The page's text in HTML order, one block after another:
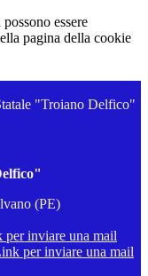
essere
pagina della cookie
"Troiano Delfico"
(PE)
per inviare una mail
per inviare una mail